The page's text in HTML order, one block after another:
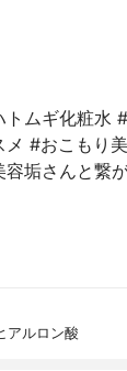
ムギ化粧水
#おこもり
垢さんと繋
アルロン酸